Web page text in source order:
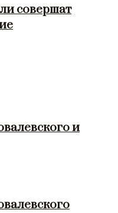
совершат
и